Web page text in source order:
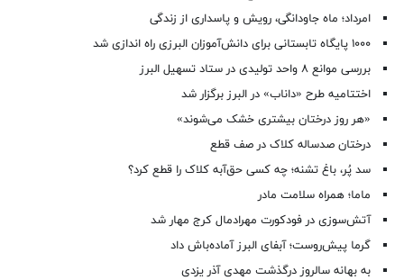
امرداد؛ ماه جاودانگی، رویش و پاسداری از زندگی
۱۰۰۰ پایگاه تابستانی برای دانش‌آموزان البرزی راه اندازی شد
بررسی موانع ۸ واحد تولیدی در ستاد تسهیل البرز
اختتامیه طرح «داناب» در البرز برگزار شد
«هر روز درختان بیشتری خشک می‌شوند»
درختان صدساله کلاک در صف قطع
سد پُر، باغ تشنه؛ چه کسی حق‌آبه کلاک را قطع کرد؟
ماما؛ همراه سلامت مادر
آتش‌سوزی در فودکورت مهرادمال کرج مهار شد
گرما پیش‌روست؛ آبفای البرز آماده‌باش داد
به بهانه سالروز درگذشت مهدی آذر یزدی